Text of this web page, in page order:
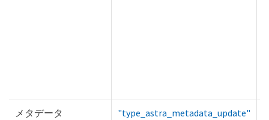
メタデータ "type_astra_metadata_update"